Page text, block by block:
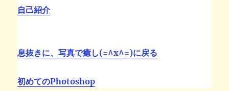
自己紹介
息抜きに、写真で癒し(=^x^=)に戻る
初めてのPhotoshop